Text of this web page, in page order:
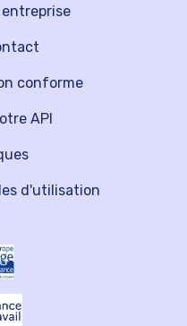
API
conforme
d'utilisation